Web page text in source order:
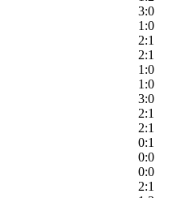
3:0
1:0
2:1
2:1
1:0
1:0
3:0
2:1
2:1
0:1
0:0
0:0
2:1